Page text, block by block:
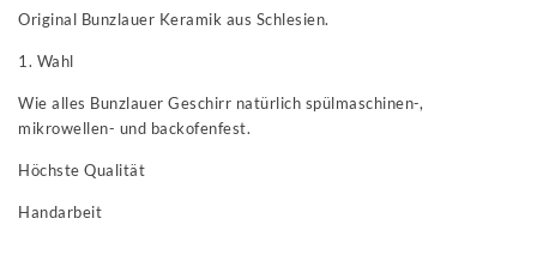
Original Bunzlauer Keramik aus Schlesien.
1. Wahl
Wie alles Bunzlauer Geschirr natürlich spülmaschinen-,
mikrowellen- und backofenfest.
Höchste Qualität
Handarbeit